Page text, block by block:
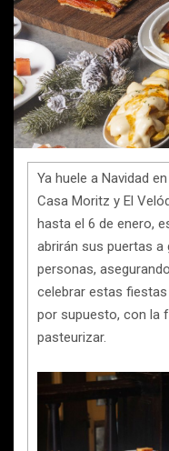
Ya huele a Navidad
Casa Moritz y El
hasta el 6 de enero,
abrirán sus puertas a
personas,
celebrar estas
por supuesto, con la
pasteurizar.